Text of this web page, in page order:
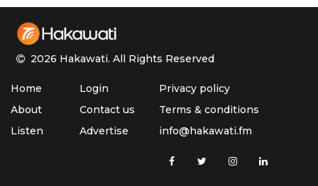
الوظيفة الجنسية
Aug 20, 2024
2026 Hakawati. All Rights Reserved
Home
About
Listen
Login
Contact us
Advertise
Privacy policy
Terms & conditions
info@hakawati.fm